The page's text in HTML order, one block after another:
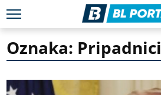
Oznaka: Pripadnici